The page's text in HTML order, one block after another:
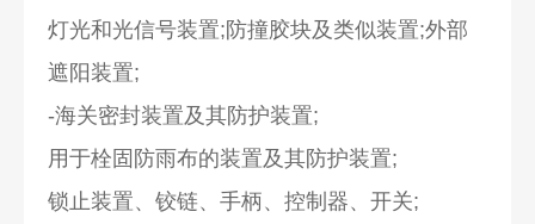
灯光和光信号装置;防撞胶块及类似装置;外部
遮阳装置;
-海关密封装置及其防护装置;
用于栓固防雨布的装置及其防护装置;
锁止装置、铰链、手柄、控制器、开关;